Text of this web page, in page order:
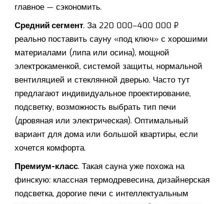
главное — сэкономить.
Средний сегмент. За 220 000–400 000 ₽
реально поставить сауну «под ключ» с хорошими
материалами (липа или осина), мощной
электрокаменкой, системой защиты, нормальной
вентиляцией и стеклянной дверью. Часто тут
предлагают индивидуальное проектирование,
подсветку, возможность выбрать тип печи
(дровяная или электрическая). Оптимальный
вариант для дома или большой квартиры, если
хочется комфорта.
Премиум-класс. Такая сауна уже похожа на
финскую: классная термодревесина, дизайнерская
подсветка, дорогие печи с интеллектуальным